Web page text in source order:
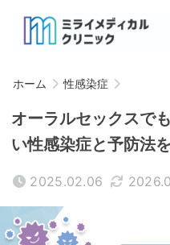
ホーム 性感染症
オーラルセックスで
い性感染症と予防法
2025.02.06